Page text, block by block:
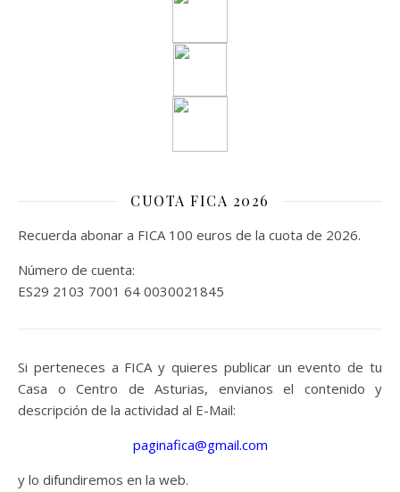
CUOTA FICA 2026
Recuerda abonar a FICA 100 euros de la cuota de 2026.
Número de cuenta:
ES29 2103 7001 64 0030021845
Si perteneces a FICA y quieres publicar un evento de tu
Casa o Centro de Asturias, envianos el contenido y
descripción de la actividad al E-Mail:
paginafica@gmail.com
y lo difundiremos en la web.